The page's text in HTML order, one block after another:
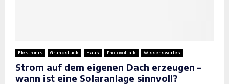
Elektronik Grundstück Haus Photovoltaik Wissenswertes
Strom auf dem eigenen Dach erzeugen –
wann ist eine Solaranlage sinnvoll?